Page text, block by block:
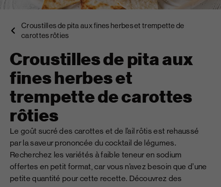
Croustilles de pita aux fines herbes et trempette de
carottes rôties
Croustilles de pita aux
fines herbes et
trempette de carottes
rôties
Le goût sucré des carottes et de l’ail rôtis est rehaussé
par la saveur prononcée du cocktail de légumes.
Recherchez les variétés à faible teneur en sodium
offertes en petit format, car vous n’avez besoin que d’une
petite quantité pour cette recette. Découvrez des